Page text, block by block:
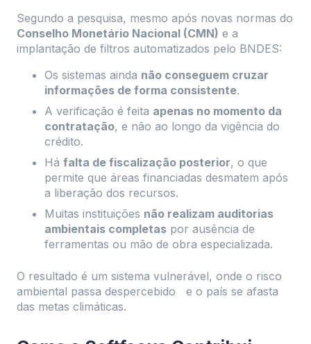
Segundo a pesquisa, mesmo após novas normas do
Conselho Monetário Nacional (CMN) e a
implantação de filtros automatizados pelo BNDES:
Os sistemas ainda não conseguem cruzar
informações de forma consistente.
A verificação é feita apenas no momento da
contratação, e não ao longo da vigência do
crédito.
Há falta de fiscalização posterior, o que
permite que áreas financiadas desmatem após
a liberação dos recursos.
Muitas instituições não realizam auditorias
ambientais completas por ausência de
ferramentas ou mão de obra especializada.
O resultado é um sistema vulnerável, onde o risco
ambiental passa despercebido e o país se afasta
das metas climáticas.